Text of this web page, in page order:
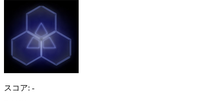
スコア: -